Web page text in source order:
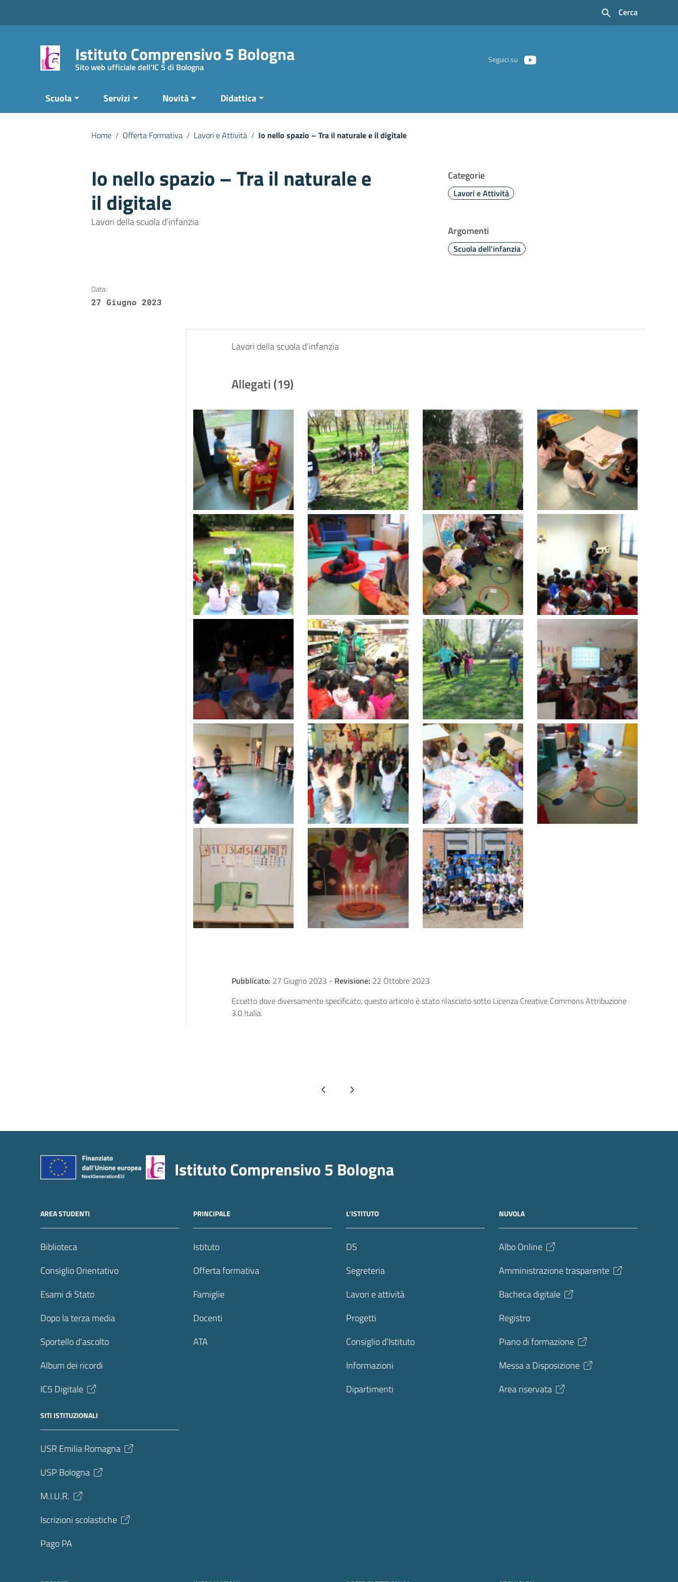
Cerca
Istituto Comprensivo 5 Bologna
Sito web ufficiale dell'IC 5 di Bologna
Seguici su
Scuola Servizi Novità Didattica
Home / Offerta Formativa / Lavori e Attività / Io nello spazio – Tra il naturale e il digitale
Io nello spazio – Tra il naturale e
il digitale
Lavori della scuola d’infanzia
Categorie
Lavori e Attività
Argomenti
Scuola dell'infanzia
Data:
27 Giugno 2023
Lavori della scuola d’infanzia
Allegati (19)
Pubblicato: 27 Giugno 2023 - Revisione: 22 Ottobre 2023
Eccetto dove diversamente specificato, questo articolo è stato rilasciato sotto Licenza Creative Commons Attribuzione
3.0 Italia.
Pagina precedentePagina successiva
Istituto Comprensivo 5 Bologna
AREA STUDENTI
Biblioteca
Consiglio Orientativo
Esami di Stato
Dopo la terza media
Sportello d’ascolto
Album dei ricordi
IC5 Digitale
PRINCIPALE
Istituto
Offerta formativa
Famiglie
Docenti
ATA
L’ISTITUTO
DS
Segreteria
Lavori e attività
Progetti
Consiglio d’Istituto
Informazioni
Dipartimenti
NUVOLA
Albo Online
Amministrazione trasparente
Bacheca digitale
Registro
Piano di formazione
Messa a Disposizione
Area riservata
SITI ISTITUZIONALI
USR Emilia Romagna
USP Bologna
M.I.U.R.
Iscrizioni scolastiche
Pago PA